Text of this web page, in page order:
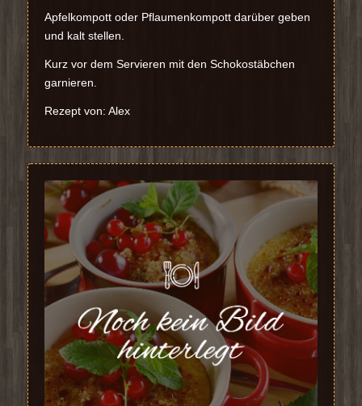
Apfelkompott oder Pflaumenkompott darüber geben
und kalt stellen.
Kurz vor dem Servieren mit den Schokostäbchen
garnieren.
Rezept von: Alex